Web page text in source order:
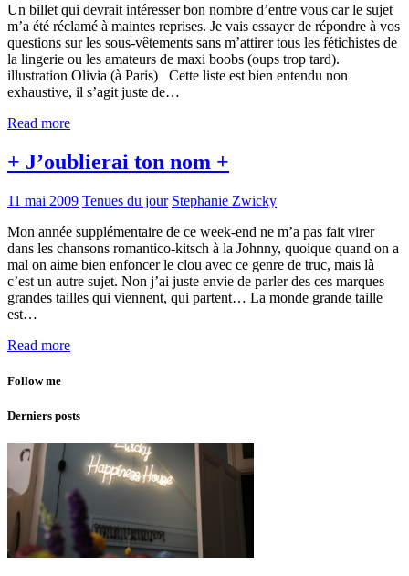
Un billet qui devrait intéresser bon nombre d’entre vous car le sujet
m’a été réclamé à maintes reprises. Je vais essayer de répondre à vos
questions sur les sous-vêtements sans m’attirer tous les fétichistes de
la lingerie ou les amateurs de maxi boobs (oups trop tard).
illustration Olivia (à Paris) Cette liste est bien entendu non
exhaustive, il s’agit juste de…
Read more
+ J’oublierai ton nom +
11 mai 2009 Tenues du jour Stephanie Zwicky
Mon année supplémentaire de ce week-end ne m’a pas fait virer
dans les chansons romantico-kitsch à la Johnny, quoique quand on a
mal on aime bien enfoncer le clou avec ce genre de truc, mais là
c’est un autre sujet. Non j’ai juste envie de parler des ces marques
grandes tailles qui viennent, qui partent… La monde grande taille
est…
Read more
Follow me
Derniers posts